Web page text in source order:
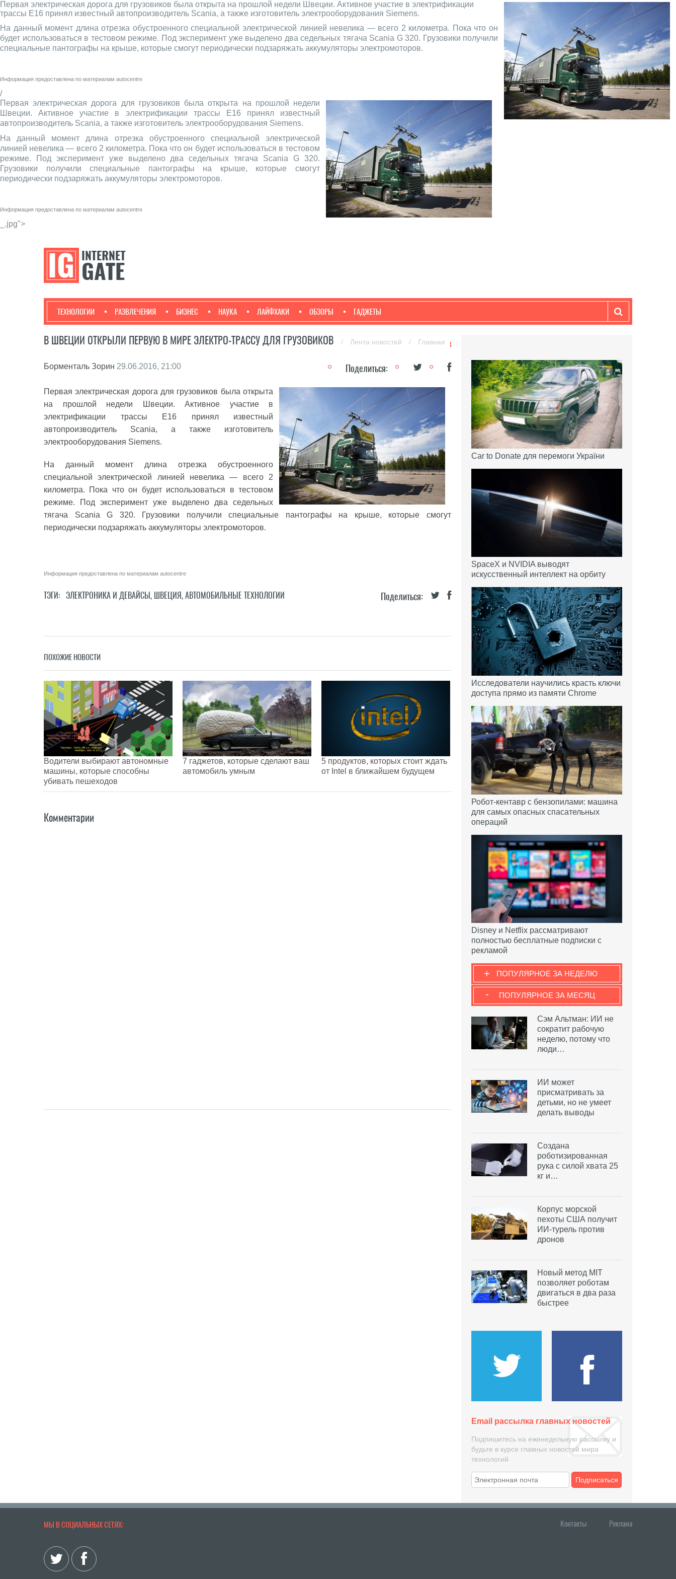
Первая электрическая дорога для грузовиков была открыта на прошлой недели Швеции. Активное участие в электрификации
трассы Е16 принял известный автопроизводитель Scania, а также изготовитель электрооборудования Siemens.
На данный момент длина отрезка обустроенного специальной электрической линией невелика — всего 2 километра. Пока что он
будет использоваться в тестовом режиме. Под эксперимент уже выделено два седельных тягача Scania G 320. Грузовики получили
специальные пантографы на крыше, которые смогут периодически подзаряжать аккумуляторы электромоторов.
Информация предоставлена по материалам autocentre
/
Первая электрическая дорога для грузовиков была открыта на прошлой недели
Швеции. Активное участие в электрификации трассы Е16 принял известный
автопроизводитель Scania, а также изготовитель электрооборудования Siemens.
На данный момент длина отрезка обустроенного специальной электрической
линией невелика — всего 2 километра. Пока что он будет использоваться в тестовом
режиме. Под эксперимент уже выделено два седельных тягача Scania G 320.
Грузовики получили специальные пантографы на крыше, которые смогут
периодически подзаряжать аккумуляторы электромоторов.
Информация предоставлена по материалам autocentre
_.jpg">
ТЕХНОЛОГИИ РАЗВЛЕЧЕНИЯ БИЗНЕС НАУКА ЛАЙФХАКИ ОБЗОРЫ ГАДЖЕТЫ
В ШВЕЦИИ ОТКРЫЛИ ПЕРВУЮ В МИРЕ ЭЛЕКТРО-ТРАССУ ДЛЯ ГРУЗОВИКОВ / Лента новостей / Главная
Борменталь Зорин 29.06.2016, 21:00 Поделиться:
Первая электрическая дорога для грузовиков была открыта
на прошлой недели Швеции. Активное участие в
электрификации трассы Е16 принял известный
автопроизводитель Scania, а также изготовитель
электрооборудования Siemens.
На данный момент длина отрезка обустроенного
специальной электрической линией невелика — всего 2
километра. Пока что он будет использоваться в тестовом
режиме. Под эксперимент уже выделено два седельных
тягача Scania G 320. Грузовики получили специальные пантографы на крыше, которые смогут
периодически подзаряжать аккумуляторы электромоторов.
Информация предоставлена по материалам autocentre
Поделиться:
ТЭГИ: ЭЛЕКТРОНИКА И ДЕВАЙСЫ, ШВЕЦИЯ,АВТОМОБИЛЬНЫЕ ТЕХНОЛОГИИ
ПОХОЖИЕ НОВОСТИ
Водители выбирают автономные
машины, которые способны
убивать пешеходов
7 гаджетов, которые сделают ваш
автомобиль умным
5 продуктов, которых стоит ждать
от Intel в ближайшем будущем
Комментарии
Car to Donate для перемоги України
SpaceX и NVIDIA выводят
искусственный интеллект на орбиту
Исследователи научились красть ключи
доступа прямо из памяти Chrome
Робот-кентавр с бензопилами: машина
для самых опасных спасательных
операций
Disney и Netflix рассматривают
полностью бесплатные подписки с
рекламой
ПОПУЛЯРНОЕ ЗА НЕДЕЛЮ
+
ПОПУЛЯРНОЕ ЗА МЕСЯЦ
-
Сэм Альтман: ИИ не
сократит рабочую
неделю, потому что
люди…
ИИ может
присматривать за
детьми, но не умеет
делать выводы
Создана
роботизированная
рука с силой хвата 25
кг и…
Корпус морской
пехоты США получит
ИИ-турель против
дронов
Новый метод MIT
позволяет роботам
двигаться в два раза
быстрее
Email рассылка главных новостей
Подпишитесь на еженедельную рассылку и
будьте в курсе главных новостей мира
технологий
Подписаться
МЫ В СОЦИАЛЬНЫХ СЕТЯХ: Контакты Реклама